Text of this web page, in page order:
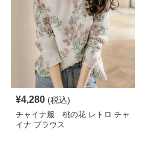
¥4,280 (税込)
チャイナ服 桃の花 レトロ チャ
イナ ブラウス